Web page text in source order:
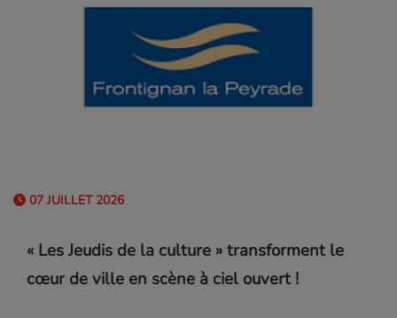
07 JUILLET 2026
« Les Jeudis de la culture » transforment le
cœur de ville en scène à ciel ouvert !